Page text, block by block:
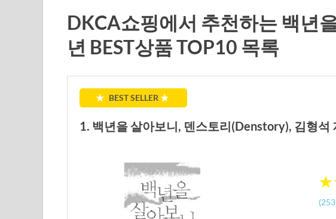
DKCA쇼핑에서 추천하는 백년
년 BEST상품 TOP10 목록
★ BEST SELLER★
1. 백년을 살아보니, 덴스토리(Denstory), 김형석
★
★
(253